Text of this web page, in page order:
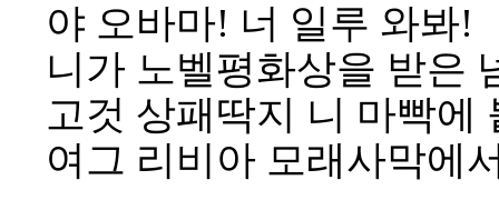
야 오바마! 너 일루 와봐!
니가 노벨평화상을 받은
고것 상패딱지 니 마빡에
여그 리비아 모래사막에